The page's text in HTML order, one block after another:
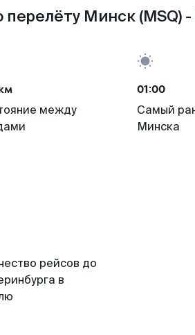
Минск (MSQ) -
между
01:00
Самый
Минска
рейсов до
в